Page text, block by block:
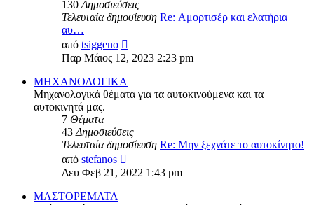
130 Δημοσιεύσεις
Τελευταία δημοσίευση Re: Αμορτισέρ και ελατήρια
αυ…
από tsiggeno
της
Παρ Μάιος 12, 2023 2:23 pm
ΜΗΧΑΝΟΛΟΓΙΚΑ
Μηχανολογικά θέματα για τα αυτοκινούμενα και τα
αυτοκινητά μας.
7 Θέματα
43 Δημοσιεύσεις
Τελευταία δημοσίευση Re: Μην ξεχνάτε το αυτοκίνητο!
από stefanos
της
τελευταίας
Δευ Φεβ 21, 2022 1:43 pm
ΜΑΣΤΟΡΕΜΑΤΑ